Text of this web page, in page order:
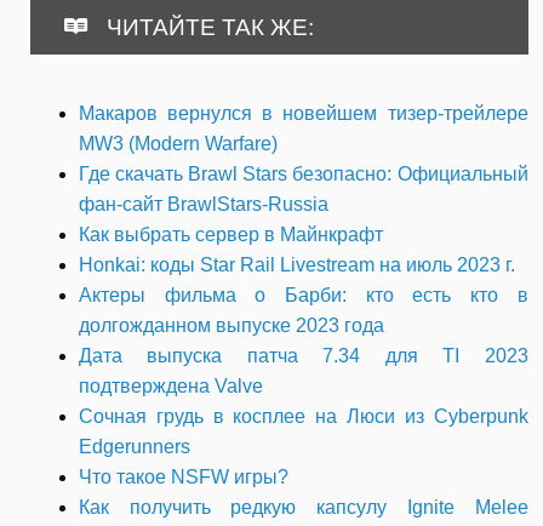
ЧИТАЙТЕ ТАК ЖЕ:
Макаров вернулся в новейшем тизер-трейлере
MW3 (Modern Warfare)
Где скачать Brawl Stars безопасно: Официальный
фан-сайт BrawlStars-Russia
Как выбрать сервер в Майнкрафт
Honkai: коды Star Rail Livestream на июль 2023 г.
Актеры фильма о Барби: кто есть кто в
долгожданном выпуске 2023 года
Дата выпуска патча 7.34 для TI 2023
подтверждена Valve
Сочная грудь в косплее на Люси из Cyberpunk
Edgerunners
Что такое NSFW игры?
Как получить редкую капсулу Ignite Melee